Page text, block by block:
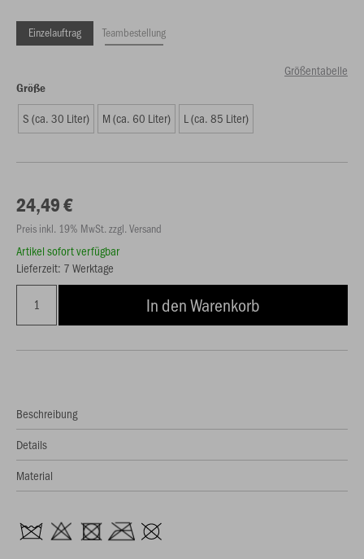
Einzelauftrag Teambestellung
Größentabelle
Größe
S (ca. 30 Liter) M (ca. 60 Liter) L (ca. 85 Liter)
24,49 €
Preis inkl. 19% MwSt. zzgl. Versand
Artikel sofort verfügbar
Lieferzeit: 7 Werktage
In den Warenkorb
Beschreibung
Details
Material